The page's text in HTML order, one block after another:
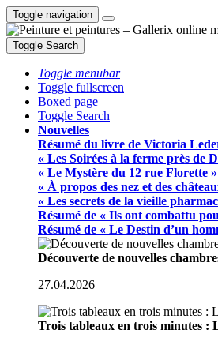
Toggle navigation
Toggle Search
Toggle menubar
Toggle fullscreen
Boxed page
Toggle Search
Nouvelles
Résumé du livre de Victoria
« Les Soirées à la ferme près de
« Le Mystère du 12 rue Florette
« À propos des nez et des
« Les secrets de la vieille
Résumé de « Ils ont combattu
Résumé de « Le Destin d’un
Découverte de nouvelles
27.04.2026
Trois tableaux en trois minutes :